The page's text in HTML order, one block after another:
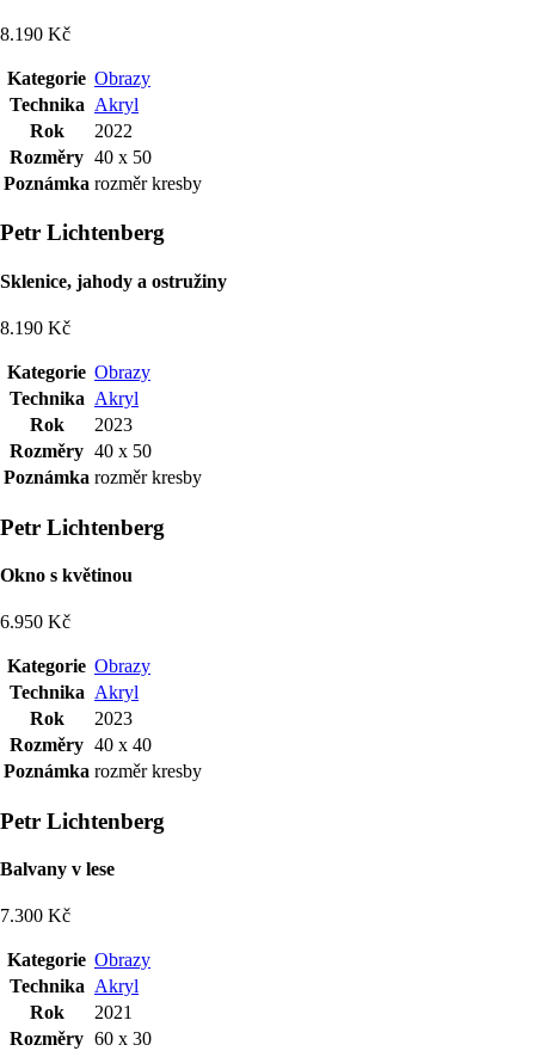
8.190 Kč
Kategorie Obrazy
Technika Akryl
Rok
2022
Rozměry 40 x 50
Poznámka rozměr kresby
Petr Lichtenberg
Sklenice, jahody a ostružiny
8.190 Kč
Kategorie Obrazy
Technika Akryl
Rok
2023
Rozměry 40 x 50
Poznámka rozměr kresby
Petr Lichtenberg
Okno s květinou
6.950 Kč
Kategorie Obrazy
Technika Akryl
Rok
2023
Rozměry 40 x 40
Poznámka rozměr kresby
Petr Lichtenberg
Balvany v lese
7.300 Kč
Kategorie Obrazy
Technika Akryl
Rok
2021
Rozměry 60 x 30